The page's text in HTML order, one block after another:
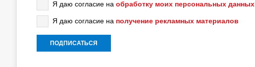
Я даю согласие на обработку моих персональных данных
Я даю согласие на получение рекламных материалов